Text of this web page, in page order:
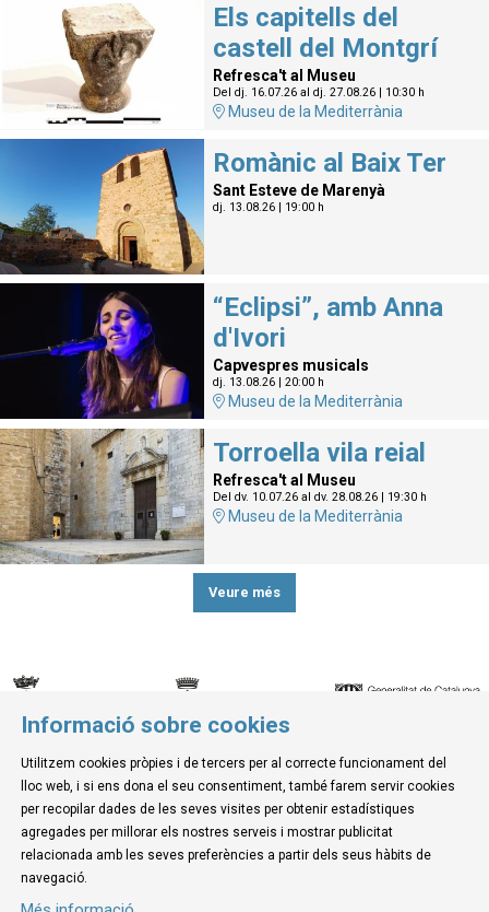
Els capitells del
castell del Montgrí
Refresca't al Museu
Del dj. 16.07.26al dj. 27.08.26| 10:30 h
Museu de la Mediterrània
Romànic al Baix Ter
Sant Esteve de Marenyà
dj. 13.08.26| 19:00 h
“Eclipsi”, amb Anna
d'Ivori
Capvespres musicals
dj. 13.08.26| 20:00 h
Museu de la Mediterrània
Torroella vila reial
Refresca't al Museu
Del dv. 10.07.26al dv. 28.08.26| 19:30 h
Museu de la Mediterrània
Veure més
© Museu de la Mediterrània
C. d'Ullà, 27-31 | 17257 Torroella de Montgrí
Tel. 972 755 180 a/e: info@museudelamediterrania.cat
Sitemap |
Informació sobre cookies
Utilitzem cookies pròpies i de tercers per al correcte funcionament del
lloc web, i si ens dona el seu consentiment, també farem servir cookies
per recopilar dades de les seves visites per obtenir estadístiques
agregades per millorar els nostres serveis i mostrar publicitat
relacionada amb les seves preferències a partir dels seus hàbits de
navegació.